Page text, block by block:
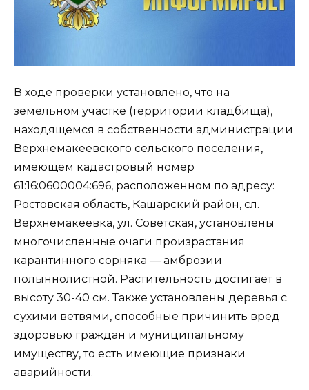
В ходе проверки установлено, что на
земельном участке (территории кладбища),
находящемся в собственности администрации
Верхнемакеевского сельского поселения,
имеющем кадастровый номер
61:16:0600004:696, расположенном по адресу:
Ростовская область, Кашарский район, сл.
Верхнемакеевка, ул. Советская, установлены
многочисленные очаги произрастания
карантинного сорняка — амброзии
полыннолистной. Растительность достигает в
высоту 30-40 см. Также установлены деревья с
сухими ветвями, способные причинить вред
здоровью граждан и муниципальному
имуществу, то есть имеющие признаки
аварийности.